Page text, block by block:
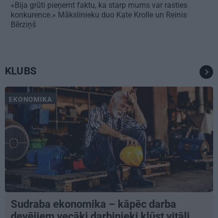
«Bija grūti pieņemt faktu, ka starp mums var rasties
konkurence.» Mākslinieku duo Kate Krolle un Reinis
Bērziņš
KLUBS
EKONOMIKA
Sudraba ekonomika – kāpēc darba